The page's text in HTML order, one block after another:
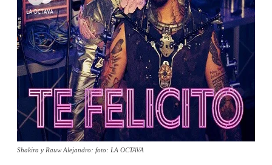
Shakira y Rauw Alejandro: foto: LA OCTAVA